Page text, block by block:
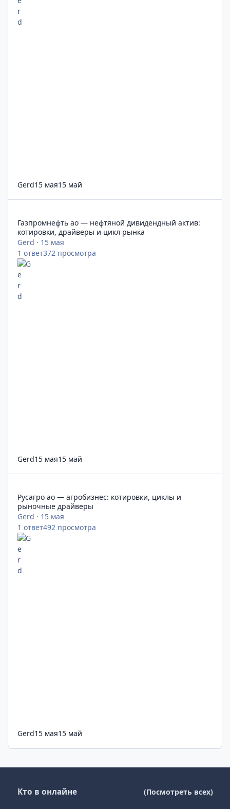
Gerd15 мая15 май
Газпромнефть ао — нефтяной дивидендный актив:
котировки, драйверы и цикл рынка
Gerd · 15 мая
1 ответ372 просмотра
Gerd15 мая15 май
Русагро ао — агробизнес: котировки, циклы и
рыночные драйверы
Gerd · 15 мая
1 ответ492 просмотра
Gerd15 мая15 май
Кто в онлайне (Посмотреть всех)